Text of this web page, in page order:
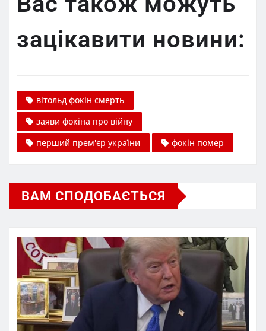
зацікавити новини:
вітольд фокін смерть
заяви фокіна про війну
перший прем'єр україни
фокін помер
ВАМ СПОДОБАЄТЬСЯ